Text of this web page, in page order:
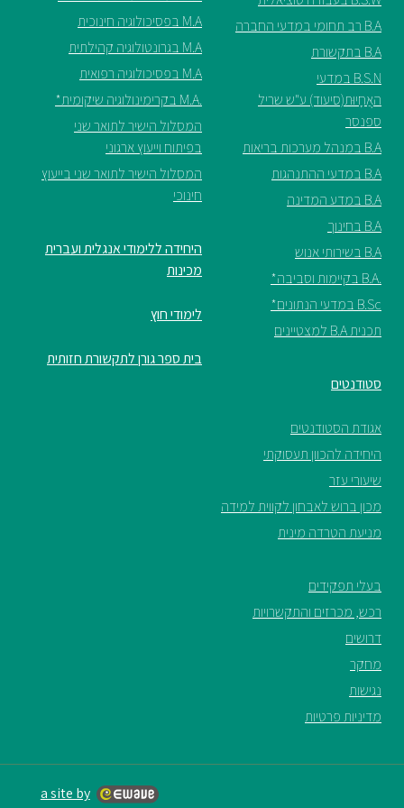
B.A רב תחומי במדעי החברה
B.A בתקשורת
B.S.N במדעי
האֲחָיוּת(סיעוד) ע"ש שריל
ספנסר
B.A במנהל מערכות בריאות
B.A במדעי ההתנהגות
B.A במדע המדינה
B.A בחינוך
B.A בשירותי אנוש
.B.A בקיימות וסביבה*
B.Sc במדעי הנתונים*
תכנית B.A למצטיינים
M.A בפסיכולוגיה חינוכית
M.A בגרונטולוגיה קהילתית
M.A בפסיכולוגיה רפואית
.M.A בקרימינולוגיה שיקומית*
המסלול הישיר לתואר שני
בפיתוח וייעוץ ארגוני
המסלול הישיר לתואר שני בייעוץ
חינוכי
היחידה ללימודי אנגלית ועברית
מכינות
לימודי חוץ
בית ספר גורן לתקשורת חזותית
סטודנטים
אגודת הסטודנטים
היחידה להכוון תעסוקתי
שיעורי עזר
מכון ברוש לאבחון לקווית למידה
מניעת הטרדה מינית
בעלי תפקידים
רכש, מכרזים והתקשרויות
דרושים
מחקר
נגישות
מדיניות פרטיות
a site by